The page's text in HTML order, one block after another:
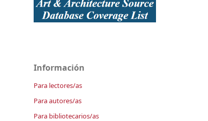
Información
Para lectores/as
Para autores/as
Para bibliotecarios/as